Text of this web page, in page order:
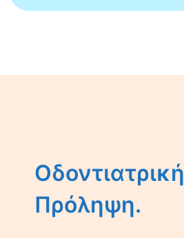
Οδοντιατρική
Πρόληψη.